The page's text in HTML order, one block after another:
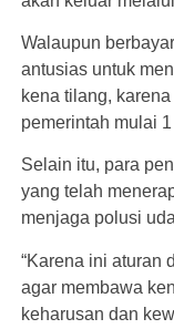
Walaupun
antusias untuk
kena tilang,
pemerintah mulai
Selain itu, para
yang telah
menjaga polusi
“Karena ini aturan
agar membawa
keharusan dan